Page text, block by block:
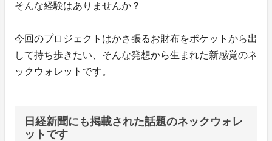
そんな経験はありませんか？
今回のプロジェクトはかさ張るお財布をポケットから出
して持ち歩きたい、そんな発想から生まれた新感覚のネ
ックウォレットです。
日経新聞にも掲載された話題のネックウォレ
ットです